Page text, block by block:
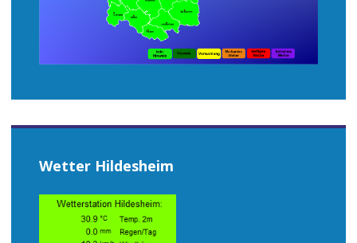
Wetter Hildesheim